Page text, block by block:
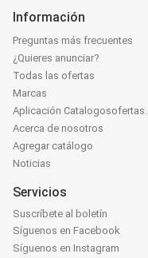
Información
Preguntas más frecuentes
¿Quieres anunciar?
Todas las ofertas
Marcas
Aplicación
Acerca de nosotros
Agregar catálogo
Noticias
Servicios
Suscríbete al boletín
Síguenos en Facebook
Síguenos en Instagram